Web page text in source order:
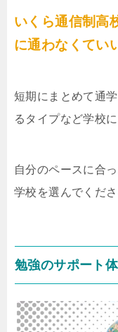
いくら通信制高
に通わなくてい
短期にまとめて通
るタイプなど学校
自分のペースに合
学校を選んでくださ
勉強のサポート